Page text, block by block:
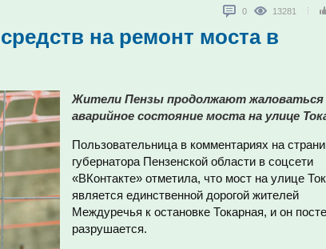
0 13281
на ремонт моста в
Жители Пензы продолжают жаловаться
аварийное состояние моста на улице
Пользовательница в комментариях на
губернатора Пензенской области в соцсети
«ВКонтакте» отметила, что мост на улице
является единственной дорогой жителей
Междуречья к остановке Токарная, и он
разрушается.